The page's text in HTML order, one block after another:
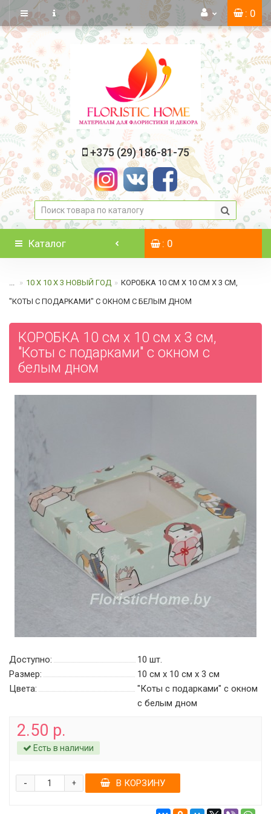
: 0
+375 (29) 186-81-75
Каталог : 0
... 10 Х 10 Х 3 НОВЫЙ ГОД КОРОБКА 10 СМ Х 10 СМ Х 3 СМ,
"КОТЫ С ПОДАРКАМИ" С ОКНОМ C БЕЛЫМ ДНОМ
КОРОБКА 10 см х 10 см х 3 см,
"Коты с подарками" с окном c
белым дном
Доступно: 10 шт.
Размер:
10 см х 10 см х 3 см
Цвета:
"Коты с подарками" с окном
c белым дном
2.50 р.
Есть в наличии
+
- В КОРЗИНУ